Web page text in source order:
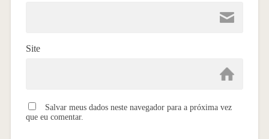
Site
Salvar meus dados neste navegador para a próxima vez
que eu comentar.